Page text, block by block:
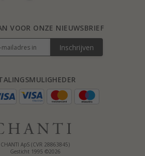
CHANTI ApS (CVR 28863845)
Gesticht 1995 ©2026
VOOR ONZE NIEUWSBRIEF
Inschrijven